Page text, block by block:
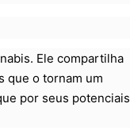
Ele compartilha
que o tornam um
por seus potenciais